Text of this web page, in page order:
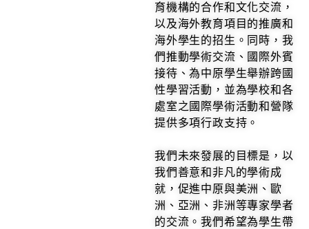
育機構的合作和文化交流，
以及海外教育項目的推廣和
海外學生的招生。同時，我
們推動學術交流、國際外賓
接待、為中原學生舉辦跨國
性學習活動，並為學校和各
處室之國際學術活動和營隊
提供多項行政支持。
我們未來發展的目標是，以
我們善意和非凡的學術成
就，促進中原與美洲、歐
洲、亞洲、非洲等專家學者
的交流。我們希望為學生帶